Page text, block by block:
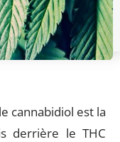
cannabidiol est la
derrière le THC